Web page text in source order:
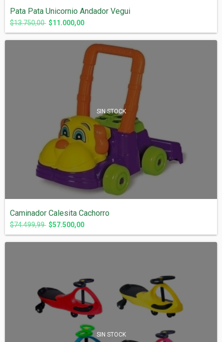
Pata Pata Unicornio Andador Vegui
$13.750,00 $11.000,00
SIN STOCK
Caminador Calesita Cachorro
$74.499,99 $57.500,00
SIN STOCK